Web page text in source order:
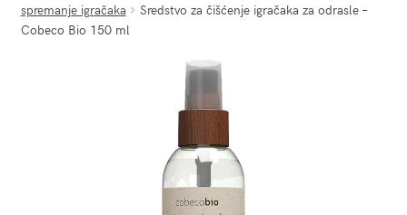
spremanje igračaka
Sredstvo za čišćenje igračaka za odrasle –
Cobeco Bio 150 ml